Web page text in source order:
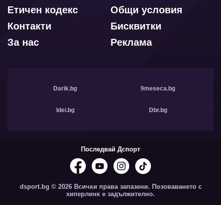
Общи условия
Етичен кодекс
Бисквитки
Контакти
Реклама
За нас
Darik.bg 9meseca.bg
Idei.bg Dbr.bg
Последвай Дспорт
dsport.bg © 2026 Всички права запазени. Позоваването с
хиперлинк е задължително.